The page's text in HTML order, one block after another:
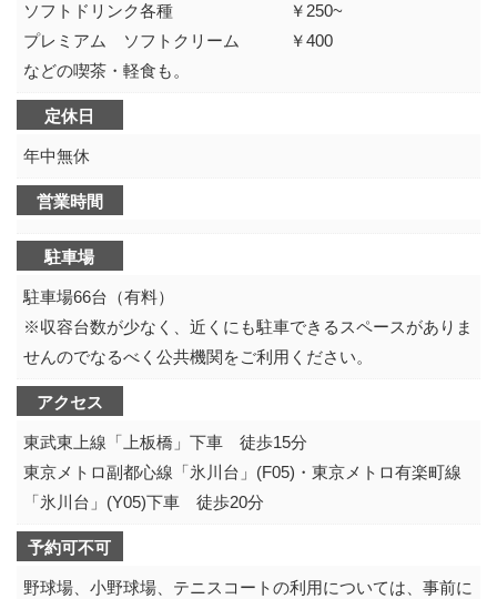
ソフトドリンク各種 ￥250~
プレミアム ソフトクリーム ￥400
などの喫茶・軽食も。
定休日
年中無休
営業時間
駐車場
駐車場66台（有料）
※収容台数が少なく、近くにも駐車できるスペースがありま
せんのでなるべく公共機関をご利用ください。
アクセス
東武東上線「上板橋」下車 徒歩15分
東京メトロ副都心線「氷川台」(F05)・東京メトロ有楽町線
「氷川台」(Y05)下車 徒歩20分
予約可不可
野球場、小野球場、テニスコートの利用については、事前に